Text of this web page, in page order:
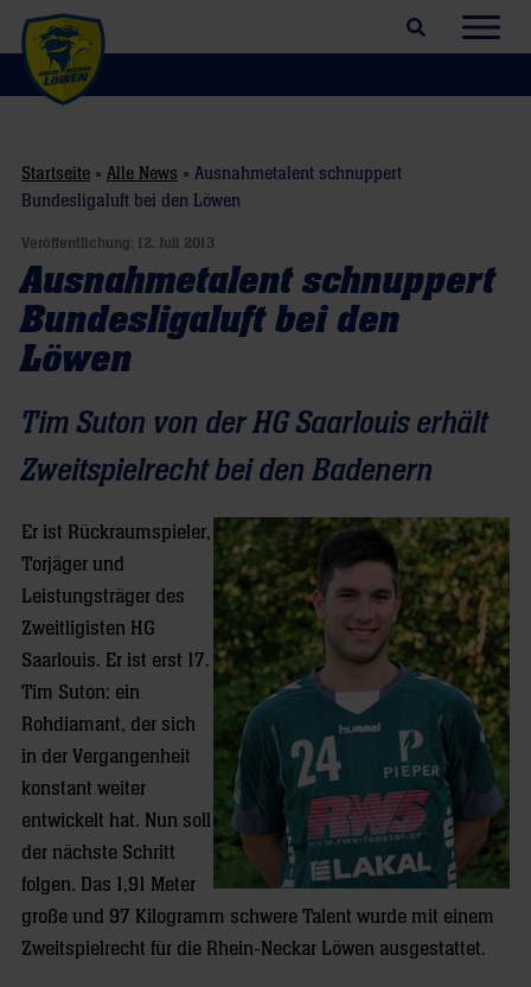
Suchfeld öffnen
Startseite » Alle News » Ausnahmetalent schnuppert
Bundesligaluft bei den Löwen
Veröffentlichung: 12. Juli 2013
Ausnahmetalent schnuppert
Bundesligaluft bei den
Löwen
Tim Suton von der HG Saarlouis erhält
Zweitspielrecht bei den Badenern
Er ist Rückraumspieler,
Torjäger und
Leistungsträger des
Zweitligisten HG
Saarlouis. Er ist erst 17.
Tim Suton: ein
Rohdiamant, der sich
in der Vergangenheit
konstant weiter
entwickelt hat. Nun soll
der nächste Schritt
folgen. Das 1,91 Meter
große und 97 Kilogramm schwere Talent wurde mit einem
Zweitspielrecht für die Rhein-Neckar Löwen ausgestattet.